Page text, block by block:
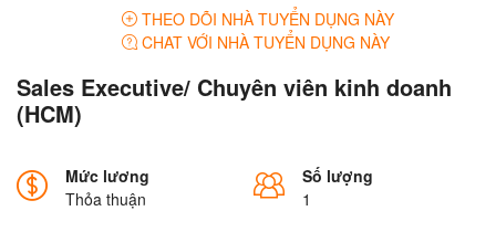
THEO DÕI NHÀ TUYỂN DỤNG NÀY
CHAT VỚI NHÀ TUYỂN DỤNG NÀY
Sales Executive/ Chuyên viên kinh doanh
(HCM)
Mức lương
Thỏa thuận
Số lượng
1